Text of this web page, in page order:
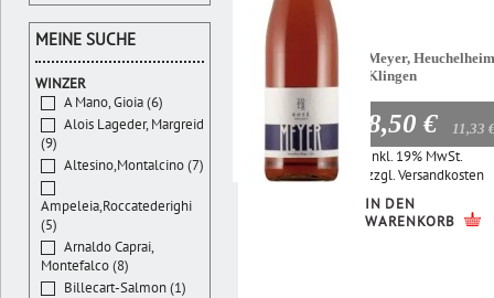
Meyer,
Klingen
8,50 € 11,33
Inkl. 19% MwSt.
zzgl.Versandkosten
IN DEN
WARENKORB
MEINE SUCHE
WINZER
A Mano, Gioia (6)
Alois Lageder, Margreid
(9)
Altesino,Montalcino (7)
Ampeleia,Roccatederighi
(5)
Arnaldo Caprai,
Montefalco (8)
Billecart-Salmon (1)